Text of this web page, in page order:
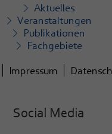
Aktuelles
Veranstaltungen
Publikationen
Fachgebiete
Impressum
Social Media